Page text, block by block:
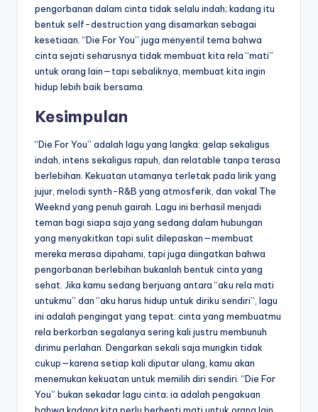
pengorbanan dalam cinta tidak selalu indah; kadang itu
bentuk self-destruction yang disamarkan sebagai
kesetiaan. “Die For You” juga menyentil tema bahwa
cinta sejati seharusnya tidak membuat kita rela “mati”
untuk orang lain—tapi sebaliknya, membuat kita ingin
hidup lebih baik bersama.
Kesimpulan
“Die For You” adalah lagu yang langka: gelap sekaligus
indah, intens sekaligus rapuh, dan relatable tanpa terasa
berlebihan. Kekuatan utamanya terletak pada lirik yang
jujur, melodi synth-R&B yang atmosferik, dan vokal The
Weeknd yang penuh gairah. Lagu ini berhasil menjadi
teman bagi siapa saja yang sedang dalam hubungan
yang menyakitkan tapi sulit dilepaskan—membuat
mereka merasa dipahami, tapi juga diingatkan bahwa
pengorbanan berlebihan bukanlah bentuk cinta yang
sehat. Jika kamu sedang berjuang antara “aku rela mati
untukmu” dan “aku harus hidup untuk diriku sendiri”, lagu
ini adalah pengingat yang tepat: cinta yang membuatmu
rela berkorban segalanya sering kali justru membunuh
dirimu perlahan. Dengarkan sekali saja mungkin tidak
cukup—karena setiap kali diputar ulang, kamu akan
menemukan kekuatan untuk memilih diri sendiri. “Die For
You” bukan sekadar lagu cinta; ia adalah pengakuan